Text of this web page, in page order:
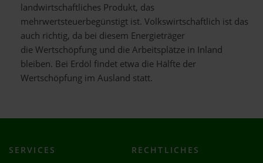
landwirtschaftliches Produkt, das
mehrwertsteuerbegünstigt ist. Volkswirtschaftlich ist das
auch richtig, da bei diesem Energieträger
die Wertschöpfung und die Arbeitsplätze in Inland
bleiben. Bei Erdöl findet etwa die Hälfte der
Wertschöpfung im Ausland statt.
SERVICES RECHTLICHES